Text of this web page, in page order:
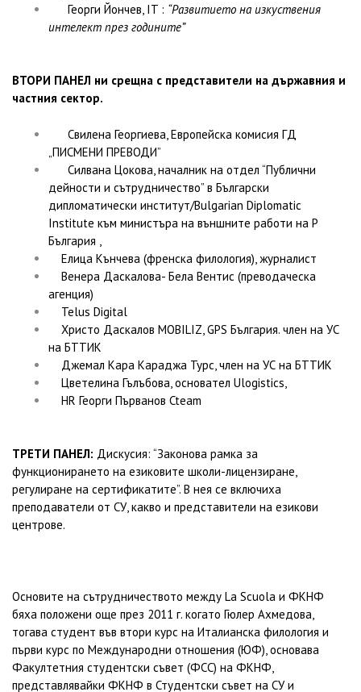
Георги Йончев, IT : “Развитието на изкуствения
интелект през годините”
ВТОРИ ПАНЕЛ ни срещна с представители на държавния и
частния сектор.
Свилена Георгиева, Европейска комисия ГД
„ПИСМЕНИ ПРЕВОДИ”
Силвана Цокова, началник на отдел “Публични
дейности и сътрудничество” в Български
дипломатически институт/Bulgarian Diplomatic
Institute към министъра на външните работи на Р
България ,
Елица Кънчева (френска филология), журналист
Венера Даскалова- Бела Вентис (преводаческа
агенция)
Telus Digital
Христо Даскалов MOBILIZ, GPS България. член на УС
на БТТИК
Джемал Кара Караджа Турс, член на УС на БТТИК
Цветелина Гълъбова, основател Ulogistics,
HR Георги Първанов Cteam
ТРЕТИ ПАНЕЛ: Дискусия: “Законова рамка за
функционирането на езиковите школи-лицензиране,
регулиране на сертификатите”. В нея се включиха
преподаватели от СУ, какво и представители на езикови
центрове.
Основите на сътрудничеството между La Scuola и ФКНФ
бяха положени още през 2011 г. когато Гюлер Ахмедова,
тогава студент във втори курс на Италианска филология и
първи курс по Международни отношения (ЮФ), основава
Факултетния студентски съвет (ФСС) на ФКНФ,
представлявайки ФКНФ в Студентски съвет на СУ и